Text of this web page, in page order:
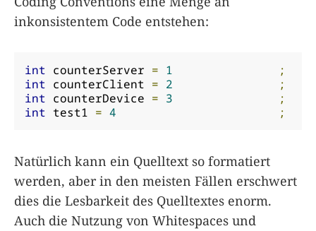
inkonsistentem Code entstehen:
int counterServer = 1
;
int counterClient = 2
;
int counterDevice = 3
;
int test1 = 4 ;
Natürlich kann ein Quelltext so formatiert
werden, aber in den meisten Fällen erschwert
dies die Lesbarkeit des Quelltextes enorm.
Auch die Nutzung von Whitespaces und